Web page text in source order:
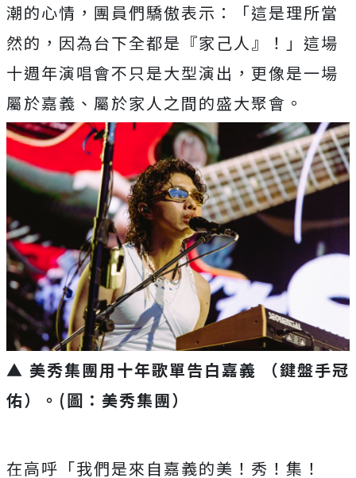
潮的心情，團員們驕傲表示：「這是理所當
然的，因為台下全都是『家己人』！」 這場
十週年演唱會不只是大型演出，更像是一場
屬於嘉義、 屬於家人之間的盛大聚會。
▲ 美秀集團用十年歌單告白嘉義 （鍵盤手冠
佑）。(圖：美秀集團）
在高呼「我們是來自嘉義的美！秀！集！